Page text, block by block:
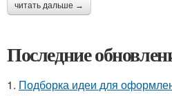
читать дальше →
Последние
1. Подборка идеи для